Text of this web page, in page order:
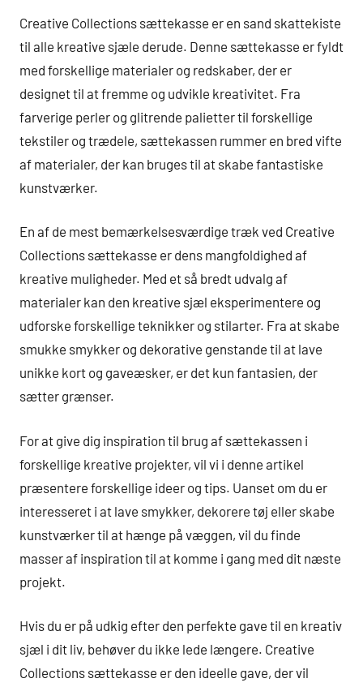
Creative Collections sættekasse er en sand skattekiste
til alle kreative sjæle derude. Denne sættekasse er fyldt
med forskellige materialer og redskaber, der er
designet til at fremme og udvikle kreativitet. Fra
farverige perler og glitrende palietter til forskellige
tekstiler og trædele, sættekassen rummer en bred vifte
af materialer, der kan bruges til at skabe fantastiske
kunstværker.
En af de mest bemærkelsesværdige træk ved Creative
Collections sættekasse er dens mangfoldighed af
kreative muligheder. Med et så bredt udvalg af
materialer kan den kreative sjæl eksperimentere og
udforske forskellige teknikker og stilarter. Fra at skabe
smukke smykker og dekorative genstande til at lave
unikke kort og gaveæsker, er det kun fantasien, der
sætter grænser.
For at give dig inspiration til brug af sættekassen i
forskellige kreative projekter, vil vi i denne artikel
præsentere forskellige ideer og tips. Uanset om du er
interesseret i at lave smykker, dekorere tøj eller skabe
kunstværker til at hænge på væggen, vil du finde
masser af inspiration til at komme i gang med dit næste
projekt.
Hvis du er på udkig efter den perfekte gave til en kreativ
sjæl i dit liv, behøver du ikke lede længere. Creative
Collections sættekasse er den ideelle gave, der vil